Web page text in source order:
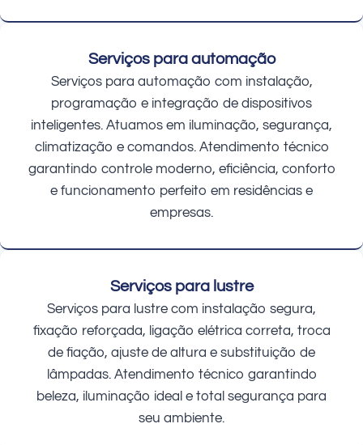
Serviços para automação
Serviços para automação com instalação,
programação e integração de dispositivos
inteligentes. Atuamos em iluminação, segurança,
climatização e comandos. Atendimento técnico
garantindo controle moderno, eficiência, conforto
e funcionamento perfeito em residências e
empresas.
Serviços para lustre
Serviços para lustre com instalação segura,
fixação reforçada, ligação elétrica correta, troca
de fiação, ajuste de altura e substituição de
lâmpadas. Atendimento técnico garantindo
beleza, iluminação ideal e total segurança para
seu ambiente.